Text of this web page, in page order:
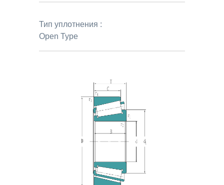
Тип уплотнения :
Open Type